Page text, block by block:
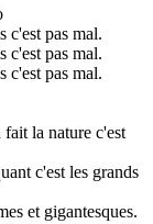
c'est pas mal.
c'est pas mal.
c'est pas mal.
la nature c'est
c'est les grands
et gigantesques.